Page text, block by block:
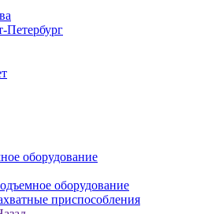
Петербург
оборудование
оборудование
приспособления